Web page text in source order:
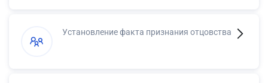
Установление факта признания отцовства